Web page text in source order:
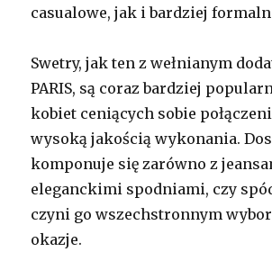
casualowe, jak i bardziej
Swetry, jak ten z wełnianym
PARIS, są coraz bardziej
kobiet ceniących sobie
wysoką jakością wykonania.
komponuje się zarówno z
eleganckimi spodniami, czy
czyni go wszechstronnym
okazje.